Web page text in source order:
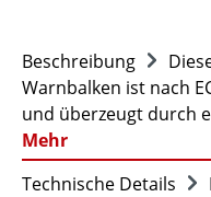
Beschreibung
Warnbalken ist nach
und überzeugt durch
Mehr
Technische Details